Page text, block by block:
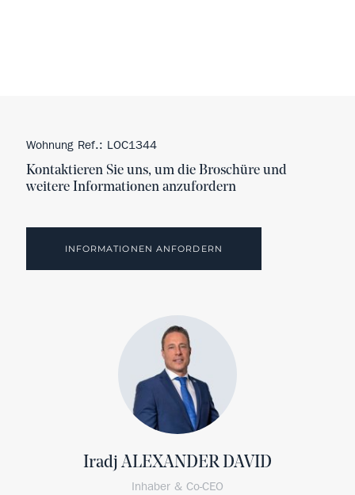
Wohnung Ref.: LOC1344
Kontaktieren Sie uns, um die Broschüre und
weitere Informationen anzufordern
INFORMATIONEN ANFORDERN
Iradj ALEXANDER DAVID
Inhaber & Co-CEO